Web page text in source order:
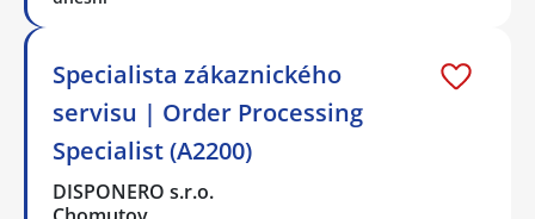
Specialista zákaznického
servisu | Order Processing
Specialist (A2200)
DISPONERO s.r.o.